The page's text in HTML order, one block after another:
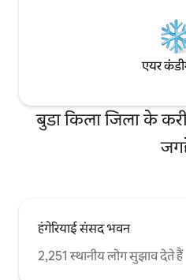
एयर
बुडा किला जिला के
हंगेरियाई संसद भवन
2,251 स्थानीय लोग सुझाव देते हैं